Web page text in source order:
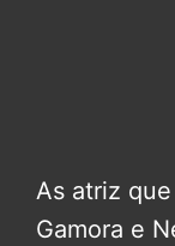
As atriz
Gamora e